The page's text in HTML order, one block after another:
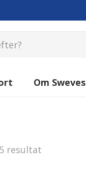
Om Sweves
resultat